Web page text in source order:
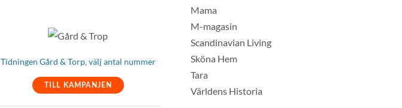
Tidningen Gård & Torp, välj antal nummer
TILL KAMPANJEN
Mama
M-magasin
Scandinavian Living
Sköna Hem
Tara
Världens Historia